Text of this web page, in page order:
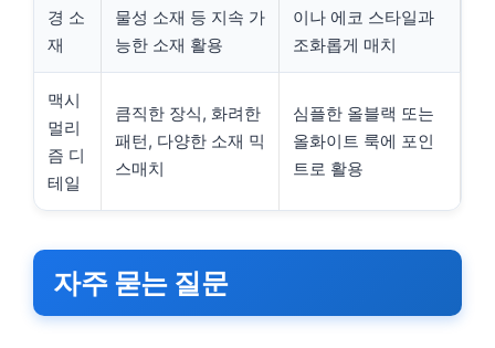
경 소
재
물성 소재 등 지속 가
능한 소재 활용
이나 에코 스타일과
조화롭게 매치
맥시
멀리
즘 디
테일
큼직한 장식, 화려한
패턴, 다양한 소재 믹
스매치
심플한 올블랙 또는
올화이트 룩에 포인
트로 활용
자주 묻는 질문